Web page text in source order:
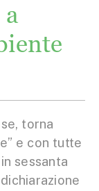
torna
e con tutte
sessanta